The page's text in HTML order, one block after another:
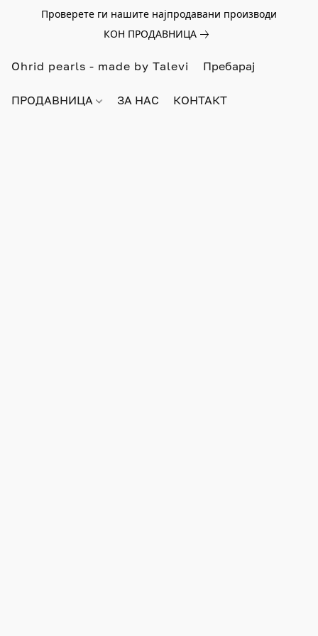
Проверете ги нашите најпродавани производи
КОН ПРОДАВНИЦА
Ohrid pearls - made by Talevi
ПРОДАВНИЦА ЗА НАС КОНТАКТ